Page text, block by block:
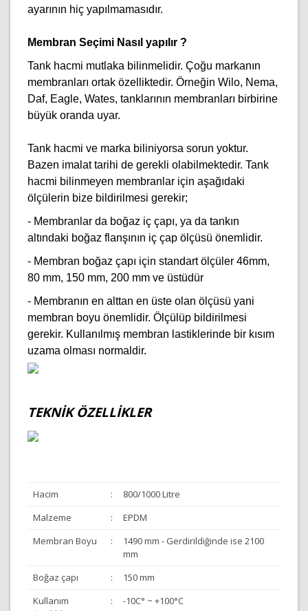
ayarının hiç yapılmamasıdır.
Membran Seçimi Nasıl yapılır ?
Tank hacmi mutlaka bilinmelidir. Çoğu markanın
membranları ortak özelliktedir. Örneğin Wilo, Nema,
Daf, Eagle, Wates, tanklarının membranları birbirine
büyük oranda uyar.
Tank hacmi ve marka biliniyorsa sorun yoktur.
Bazen imalat tarihi de gerekli olabilmektedir. Tank
hacmi bilinmeyen membranlar için aşağıdaki
ölçülerin bize bildirilmesi gerekir;
- Membranlar da boğaz iç çapı, ya da tankın
altındaki boğaz flanşının iç çap ölçüsü önemlidir.
- Membran boğaz çapı için standart ölçüler 46mm,
80 mm, 150 mm, 200 mm ve üstüdür
- Membranın en alttan en üste olan ölçüsü yani
membran boyu önemlidir. Ölçülüp bildirilmesi
gerekir. Kullanılmış membran lastiklerinde bir kısım
uzama olması normaldir.
TEKNİK ÖZELLİKLER
Hacim :
800/1000 Litre
Malzeme
:
EPDM
Membran Boyu
:
1490 mm - Gerdirildiğinde ise 2100
mm
Boğaz çapı
:
150 mm
Kullanım
: -10C° ~ +100°C